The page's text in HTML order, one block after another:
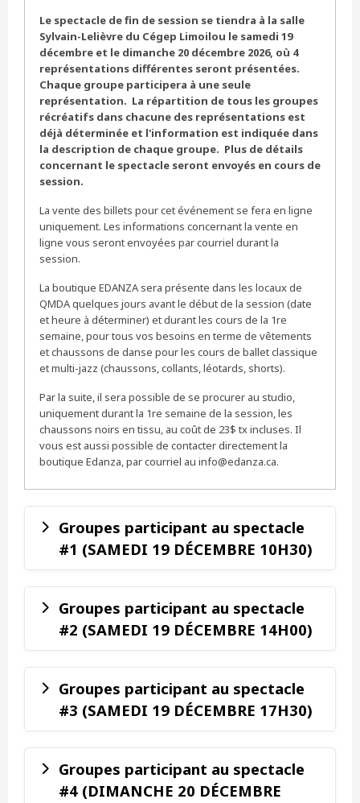
Le spectacle de fin de session se tiendra à la salle
Sylvain-Lelièvre du Cégep Limoilou le samedi 19
décembre et le dimanche 20 décembre 2026, où 4
représentations différentes seront présentées.
Chaque groupe participera à une seule
représentation. La répartition de tous les groupes
récréatifs dans chacune des représentations est
déjà déterminée et l'information est indiquée dans
la description de chaque groupe. Plus de détails
concernant le spectacle seront envoyés en cours de
session.
La vente des billets pour cet événement se fera en ligne
uniquement. Les informations concernant la vente en
ligne vous seront envoyées par courriel durant la
session.
La boutique EDANZA sera présente dans les locaux de
QMDA quelques jours avant le début de la session (date
et heure à déterminer) et durant les cours de la 1re
semaine, pour tous vos besoins en terme de vêtements
et chaussons de danse pour les cours de ballet classique
et multi-jazz (chaussons, collants, léotards, shorts).
Par la suite, il sera possible de se procurer au studio,
uniquement durant la 1re semaine de la session, les
chaussons noirs en tissu, au coût de 23$ tx incluses. Il
vous est aussi possible de contacter directement la
boutique Edanza, par courriel au info@edanza.ca.
Groupes participant au spectacle
#1 (SAMEDI 19 DÉCEMBRE 10H30)
Groupes participant au spectacle
#2 (SAMEDI 19 DÉCEMBRE 14H00)
Groupes participant au spectacle
#3 (SAMEDI 19 DÉCEMBRE 17H30)
Groupes participant au spectacle
#4 (DIMANCHE 20 DÉCEMBRE